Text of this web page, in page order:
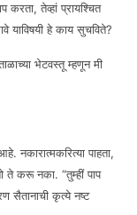
करता, तेव्हां प्रायश्चित
याविषयी हे काय सुचविते?
भेटवस्तू म्हणून मी
नकारात्मकरित्या पाहता,
करू नका. “तुम्हीं पाप
सैतानाची कृत्ये नष्ट